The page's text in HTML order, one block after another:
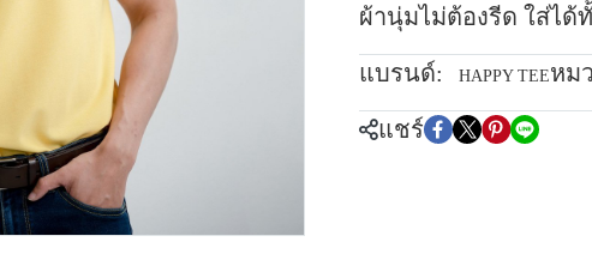
ผ้านุ่มไม่ต้องรีด ใส่ได้
แบรนด์: HAPPY TEEหม
แชร์